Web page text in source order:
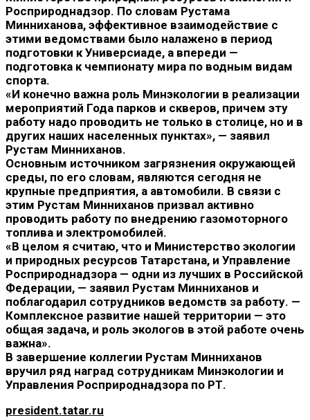
Росприроднадзор. По словам Рустама
Минниханова, эффективное взаимодействие с
этими ведомствами было налажено в период
подготовки к Универсиаде, а впереди —
подготовка к чемпионату мира по водным видам
спорта.
«И конечно важна роль Минэкологии в реализации
мероприятий Года парков и скверов, причем эту
работу надо проводить не только в столице, но и в
других наших населенных пунктах», — заявил
Рустам Минниханов.
Основным источником загрязнения окружающей
среды, по его словам, являются сегодня не
крупные предприятия, а автомобили. В связи с
этим Рустам Минниханов призвал активно
проводить работу по внедрению газомоторного
топлива и электромобилей.
«В целом я считаю, что и Министерство экологии
и природных ресурсов Татарстана, и Управление
Росприроднадзора — одни из лучших в Российской
Федерации, — заявил Рустам Минниханов и
поблагодарил сотрудников ведомств за работу. —
Комплексное развитие нашей территории — это
общая задача, и роль экологов в этой работе очень
важна».
В завершение коллегии Рустам Минниханов
вручил ряд наград сотрудникам Минэкологии и
Управления Росприроднадзора по РТ.
president.tatar.ru